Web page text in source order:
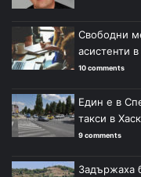
Свободни
асистенти
10 comments
Един е в
такси в
9 comments
Задържаха